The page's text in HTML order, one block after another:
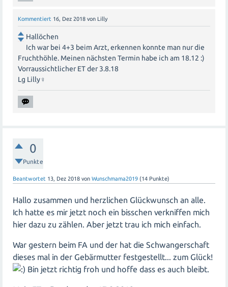
Kommentiert 16, Dez 2018 von Lilly
Hallöchen
Ich war bei 4+3 beim Arzt, erkennen konnte man nur die
Fruchthöhle. Meinen nächsten Termin habe ich am 18.12 :)
Vorraussichtlicher ET der 3.8.18
Lg Lilly‍♀️
0
Punkte
Beantwortet 13, Dez 2018 von Wunschmama2019 (14 Punkte)
Hallo zusammen und herzlichen Glückwunsch an alle.
Ich hatte es mir jetzt noch ein bisschen verkniffen mich
hier dazu zu zählen. Aber jetzt trau ich mich einfach.
War gestern beim FA und der hat die Schwangerschaft
dieses mal in der Gebärmutter festgestellt... zum Glück!
Bin jetzt richtig froh und hoffe dass es auch bleibt.